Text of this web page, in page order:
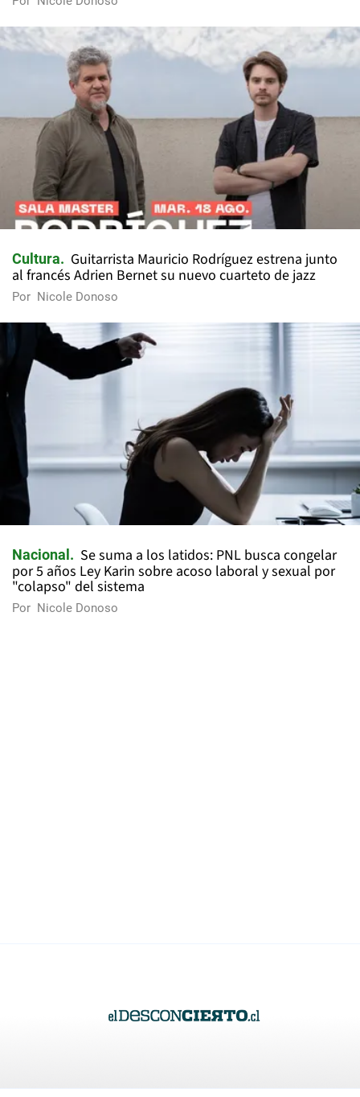
Cultura
Guitarrista Mauricio Rodríguez estrena junto
al francés Adrien Bernet su nuevo cuarteto de jazz
Por Nicole Donoso
Nacional
Se suma a los latidos: PNL busca congelar
por 5 años Ley Karin sobre acoso laboral y sexual por
"colapso" del sistema
Por Nicole Donoso